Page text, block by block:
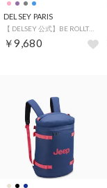
DELSEY PARIS
￥9,680